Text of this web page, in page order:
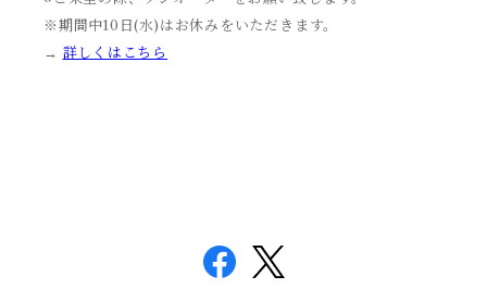
※期間中10日(水)はお休みをいただきます。
→ 詳しくはこちら